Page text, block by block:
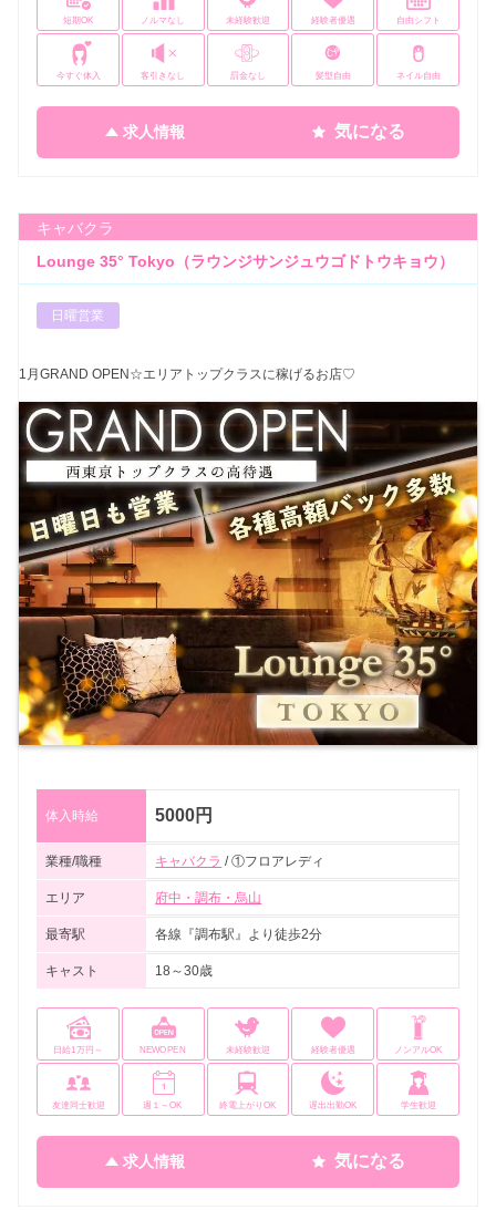
短期OK ノルマなし 未経験歓迎 経験者優遇 自由シフト
今すぐ体入 客引きなし 罰金なし 髪型自由 ネイル自由
求人情報 気になる
キャバクラ
Lounge 35° Tokyo（ラウンジサンジュウゴドトウキョウ）
日曜営業
1月GRAND OPEN☆エリアトップクラスに稼げるお店♡
体入時給 5000円
業種/職種 キャバクラ / ①フロアレディ
エリア 府中・調布・烏山
最寄駅 各線『調布駅』より徒歩2分
キャスト 18～30歳
日給1万円～ NEWOPEN 未経験歓迎 経験者優遇 ノンアルOK
友達同士歓迎 週１～OK 終電上がりOK 遅出出勤OK 学生歓迎
求人情報 気になる